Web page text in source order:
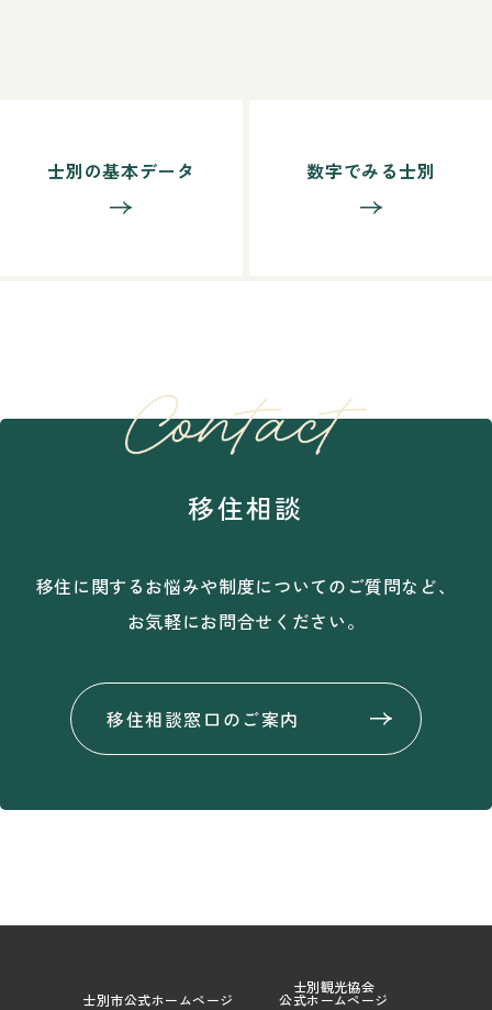
士別の基本データ 数字でみる士別
移住相談
移住に関するお悩みや制度についてのご質問など、
お気軽にお問合せください。
移住相談窓口のご案内
士別市公式ホームページ
士別観光協会
公式ホームページ